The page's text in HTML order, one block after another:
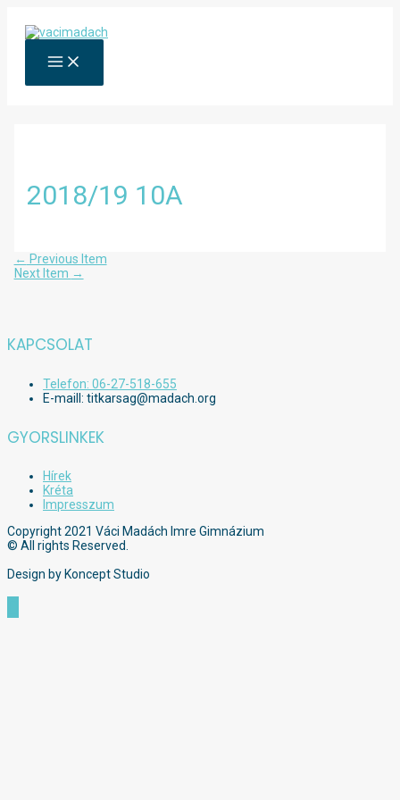
content
MAIN
MENU
2018/19 10A
Bejegyzés
navigáció
← Previous Item
Next Item →
KAPCSOLAT
Telefon: 06-27-518-655
E-maill: titkarsag@madach.org
GYORSLINKEK
Hírek
Kréta
Impresszum
Copyright 2021 Váci Madách Imre Gimnázium
© All rights Reserved.
Design by Koncept Studio
Scroll
to